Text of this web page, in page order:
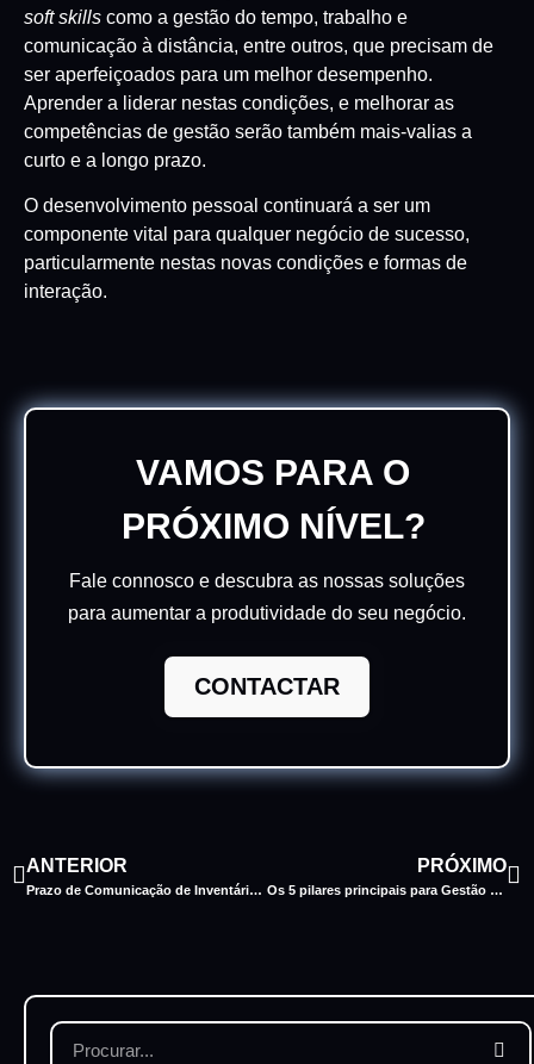
soft skills como a gestão do tempo, trabalho e
comunicação à distância, entre outros, que precisam de
ser aperfeiçoados para um melhor desempenho.
Aprender a liderar nestas condições, e melhorar as
competências de gestão serão também mais-valias a
curto e a longo prazo.
O desenvolvimento pessoal continuará a ser um
componente vital para qualquer negócio de sucesso,
particularmente nestas novas condições e formas de
interação.
VAMOS PARA O
PRÓXIMO NÍVEL?
Fale connosco e descubra as nossas soluções
para aumentar a produtividade do seu negócio.
CONTACTAR
ANTERIOR
Prazo de Comunicação de Inventários Alargado para 28 de Fevereiro
PRÓXIMO
Os 5 pilares principais para Gestão de Pessoas